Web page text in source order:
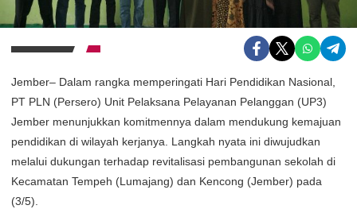
Jember– Dalam rangka memperingati Hari Pendidikan Nasional,
PT PLN (Persero) Unit Pelaksana Pelayanan Pelanggan (UP3)
Jember menunjukkan komitmennya dalam mendukung kemajuan
pendidikan di wilayah kerjanya. Langkah nyata ini diwujudkan
melalui dukungan terhadap revitalisasi pembangunan sekolah di
Kecamatan Tempeh (Lumajang) dan Kencong (Jember) pada
(3/5).